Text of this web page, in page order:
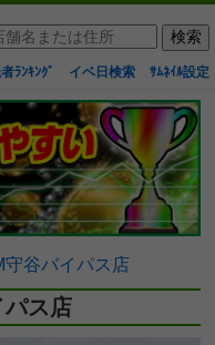
ﾗﾝｷﾝｸﾞ イベ日検索 ｻﾑﾈｲﾙ設定
守谷バイパス店
パス店